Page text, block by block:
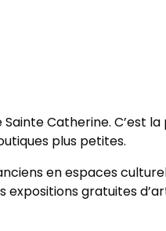
Catherine. C’est la
plus petites.
en espaces
expositions gratuites